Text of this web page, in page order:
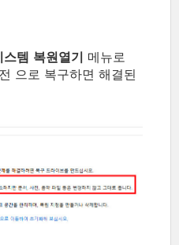
템 복원열기 메뉴로
으로 복구하면 해결된